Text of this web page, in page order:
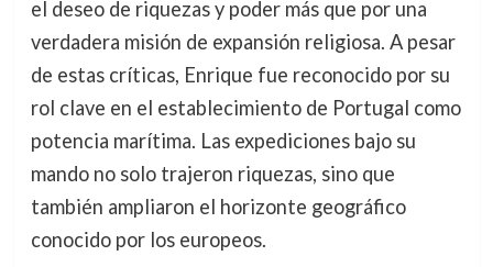
el deseo de riquezas y poder más que por una
verdadera misión de expansión religiosa. A pesar
de estas críticas, Enrique fue reconocido por su
rol clave en el establecimiento de Portugal como
potencia marítima. Las expediciones bajo su
mando no solo trajeron riquezas, sino que
también ampliaron el horizonte geográfico
conocido por los europeos.